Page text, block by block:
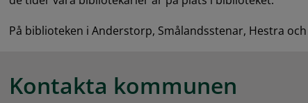
På biblioteken i Anderstorp, Smålandsstenar, Hestra och
Kontakta kommunen